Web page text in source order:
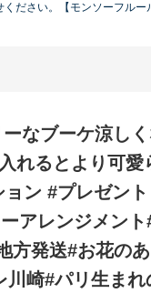
ださい。【モンソーフル
なブーケ涼し
れるとより可
ョン #プレゼン
アレンジメン
方発送#お花の
崎#パリ生ま